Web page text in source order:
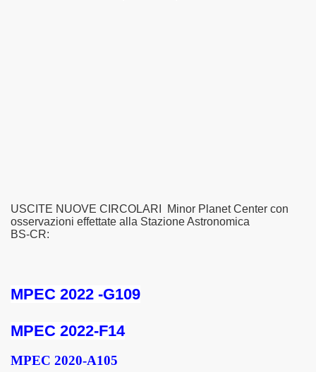
USCITE NUOVE CIRCOLARI Minor Planet Center con
osservazioni effettate alla Stazione Astronomica
BS-CR:
MPEC 2022 -G109
MPEC 2022-F14
MPEC 2020-A105